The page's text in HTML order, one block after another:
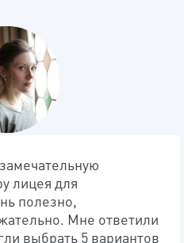
лицея для
полезно,
Мне ответили
выбрать 5 вариантов